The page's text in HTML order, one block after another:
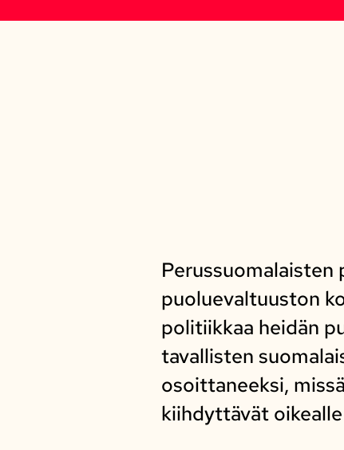
puoluevaltuuston
politiikkaa heidän
tavallisten
osoittaneeksi,
kiihdyttävät